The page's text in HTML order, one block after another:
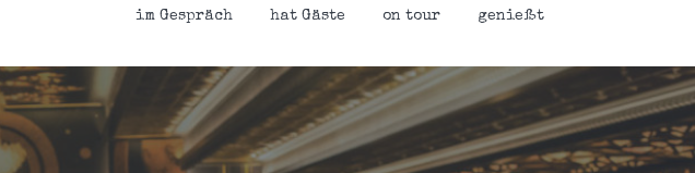
im Gespräch
hat Gäste on tour genießt